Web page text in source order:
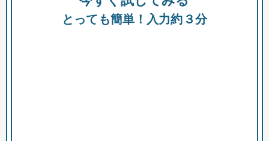
とっても簡単！入力約３分